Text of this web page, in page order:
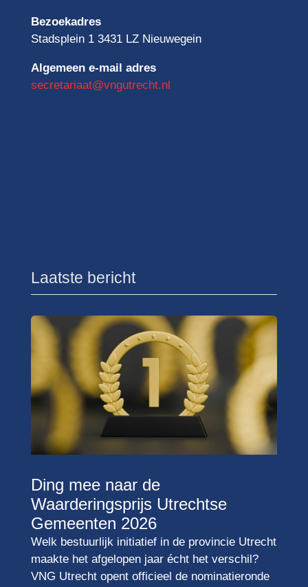
Bezoekadres
Stadsplein 1 3431 LZ Nieuwegein
Algemeen e-mail adres
secretariaat@vngutrecht.nl
Laatste bericht
Ding mee naar de
Waarderingsprijs Utrechtse
Gemeenten 2026
Welk bestuurlijk initiatief in de provincie Utrecht
maakte het afgelopen jaar écht het verschil?
VNG Utrecht opent officieel de nominatieronde